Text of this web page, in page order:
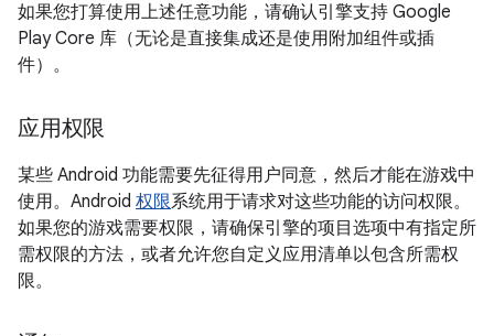
如果您打算使用上述任意功能，请确认引擎支持 Google
Play Core 库（无论是直接集成还是使用附加组件或插
件）。
应用权限
某些 Android 功能需要先征得用户同意，然后才能在游戏中
使用。Android 权限系统用于请求对这些功能的访问权限。
如果您的游戏需要权限，请确保引擎的项目选项中有指定所
需权限的方法，或者允许您自定义应用清单以包含所需权
限。